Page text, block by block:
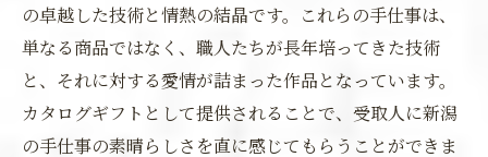
の卓越した技術と情熱の結晶です。これらの手仕事は、
単なる商品ではなく、職人たちが長年培ってきた技術
と、それに対する愛情が詰まった作品となっています。
カタログギフトとして提供されることで、受取人に新潟
の手仕事の素晴らしさを直に感じてもらうことができま